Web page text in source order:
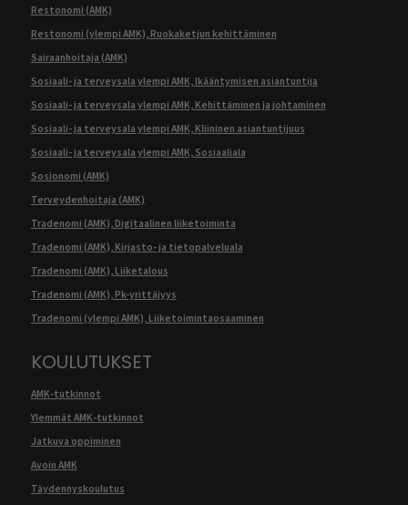
Restonomi (AMK)
Restonomi (ylempi AMK), Ruokaketjun kehittäminen
Sairaanhoitaja (AMK)
Sosiaali- ja terveysala ylempi AMK, Ikääntymisen asiantuntija
Sosiaali- ja terveysala ylempi AMK, Kehittäminen ja johtaminen
Sosiaali- ja terveysala ylempi AMK, Kliininen asiantuntijuus
Sosiaali- ja terveysala ylempi AMK, Sosiaaliala
Sosionomi (AMK)
Terveydenhoitaja (AMK)
Tradenomi (AMK), Digitaalinen liiketoiminta
Tradenomi (AMK), Kirjasto- ja tietopalveluala
Tradenomi (AMK), Liiketalous
Tradenomi (AMK), Pk-yrittäjyys
Tradenomi (ylempi AMK), Liiketoimintaosaaminen
KOULUTUKSET
AMK-tutkinnot
Ylemmät AMK-tutkinnot
Jatkuva oppiminen
Avoin AMK
Täydennyskoulutus